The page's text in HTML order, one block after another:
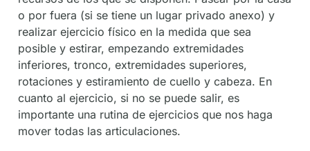
o por fuera (si se tiene un lugar privado anexo) y
realizar ejercicio físico en la medida que sea
posible y estirar, empezando extremidades
inferiores, tronco, extremidades superiores,
rotaciones y estiramiento de cuello y cabeza. En
cuanto al ejercicio, si no se puede salir, es
importante una rutina de ejercicios que nos haga
mover todas las articulaciones.